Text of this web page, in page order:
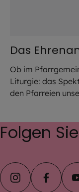
Das
Ob im
Liturgie: das
den Pfarreien
Folgen
instagram